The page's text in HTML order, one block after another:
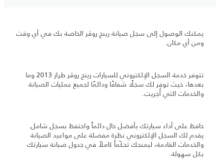
يمكنك الوصول إلى سجل صيانة رينج روڤر الخاصة بك في أي وقت
ومن أي مكان.
تتوفر خدمة السجل الإلكتروني للسيارات رينج روڤر طراز 2013 وما
بعدها، حيث توفر لك سجلًا شفافًا ودائمًا لجميع عمليات الصيانة
والخدمات التي أُجريت.
حافظ على أداء سيارتك بأفضل حال دائماً واحتفظ بسجل شامل.
يقدم لك السجل الإلكتروني نظرة مفصلة على مواعيد الصيانة
والخدمات القادمة، ليمنحك تحكّماً كاملاً في جدول صيانة سيارتك
بكل سهولة.